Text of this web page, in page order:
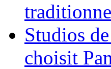
Studios
choisit